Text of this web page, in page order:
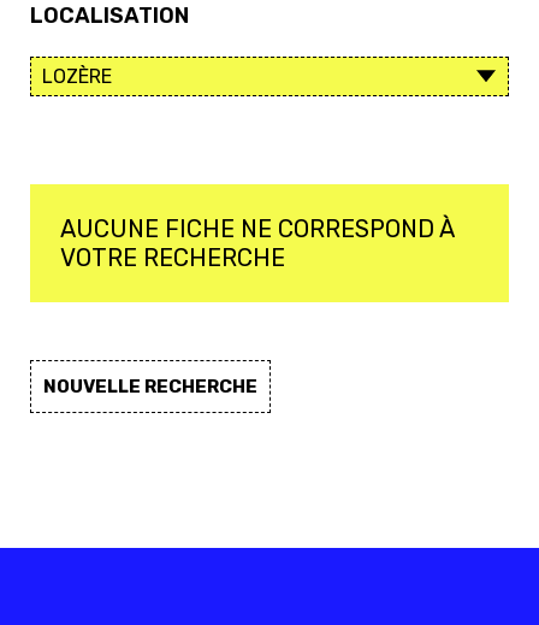
LOCALISATION
AUCUNE FICHE NE CORRESPOND À
VOTRE RECHERCHE
NOUVELLE RECHERCHE